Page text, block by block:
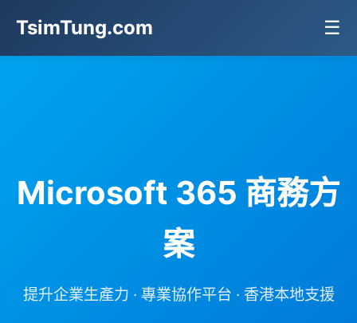
TsimTung.com ☰
Microsoft 365 商務方
案
提升企業生產力 · 專業協作平台 · 香港本地支援